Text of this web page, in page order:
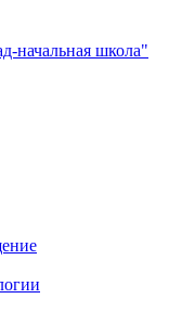
начальная школа"